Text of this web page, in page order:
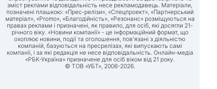
зміст реклами відповідальність несе рекламодавець. Матеріали,
позначені плашкою: «Прес-релізи», «Спецпроект», «Партнерський
матеріал», «Promo», «Благодійність», «Резонанс» розміщуються на
правах реклами і призначені, як правило, для осіб, які досягли 21-
річного віку. «Новини компанії» - це інформаційний формат, що
охоплює новини, події та оголошення, пов'язані з діяльністю
компаній, базуються на пресрелізах, які випускають самі
компанії, і за які редакція не несе відповідальність. Онлайн-медіа
«РБК-Україна» призначене для осіб віком від 21 року.
© ТОВ «УБТ», 2006-2026.